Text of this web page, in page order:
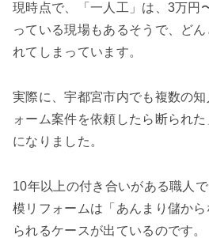
現時点で、「一人工」は、3万円
っている現場もあるそうで、ど
れてしまっています。
実際に、宇都宮市内でも複数の
ォーム案件を依頼したら断られ
になりました。
10年以上の付き合いがある職人
模リフォームは「あんまり儲か
られるケースが出ているのです。